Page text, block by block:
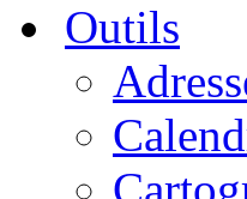
Outils